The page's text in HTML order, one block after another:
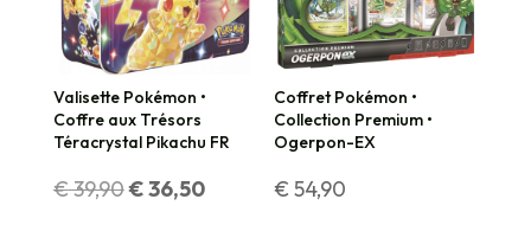
Valisette Pokémon •
Coffre aux Trésors
Téracrystal Pikachu FR
€39,90Le
€36,50Le
Coffret Pokémon •
Collection Premium •
Ogerpon-EX
€ 54,90